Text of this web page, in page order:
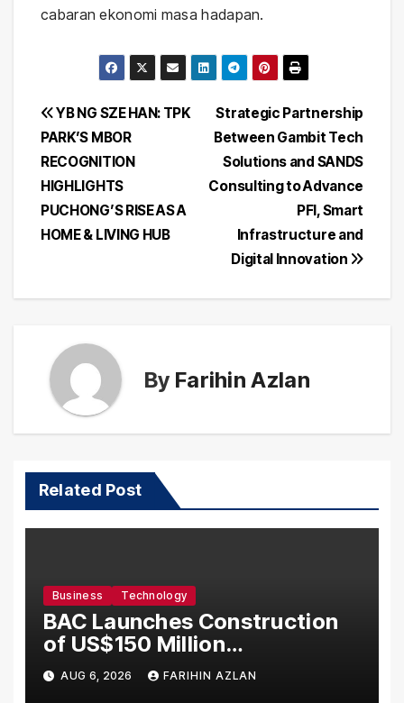
cabaran ekonomi masa hadapan.
Post
navigation
Strategic Partnership
Between Gambit Tech
Solutions and SANDS
Consulting to Advance
PFI, Smart
Infrastructure and
Digital Innovation
YB NG SZE HAN: TPK
PARK’S MBOR
RECOGNITION
HIGHLIGHTS
PUCHONG’S RISE AS A
HOME & LIVING HUB
By Farihin Azlan
Related Post
Business Technology
BAC Launches Construction
of US$150 Million
Manufacturing Facility in
Malaysia
AUG 6, 2026 FARIHIN AZLAN